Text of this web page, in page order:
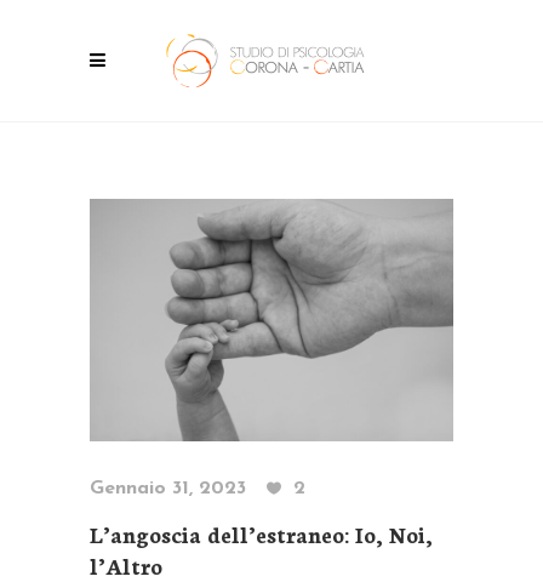
Gennaio 31, 2023 2
L’angoscia dell’estraneo: Io, Noi,
l’Altro